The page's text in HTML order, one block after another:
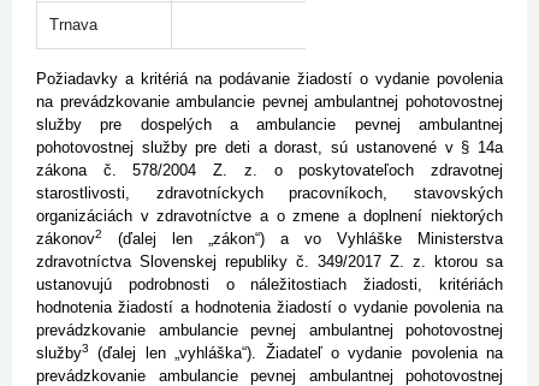
Trnava
Požiadavky a kritériá na podávanie žiadostí o vydanie povolenia
na prevádzkovanie ambulancie pevnej ambulantnej pohotovostnej
služby pre dospelých a ambulancie pevnej ambulantnej
pohotovostnej služby pre deti a dorast, sú ustanovené v § 14a
zákona č. 578/2004 Z. z. o poskytovateľoch zdravotnej
starostlivosti, zdravotníckych pracovníkoch, stavovských
organizáciách v zdravotníctve a o zmene a doplnení niektorých
zákonov2
(ďalej len „zákon“) a vo Vyhláške Ministerstva
zdravotníctva Slovenskej republiky č. 349/2017 Z. z. ktorou sa
ustanovujú podrobnosti o náležitostiach žiadosti, kritériách
hodnotenia žiadostí a hodnotenia žiadostí o vydanie povolenia na
prevádzkovanie ambulancie pevnej ambulantnej pohotovostnej
služby3
(ďalej len „vyhláška“). Žiadateľ o vydanie povolenia na
prevádzkovanie ambulancie pevnej ambulantnej pohotovostnej